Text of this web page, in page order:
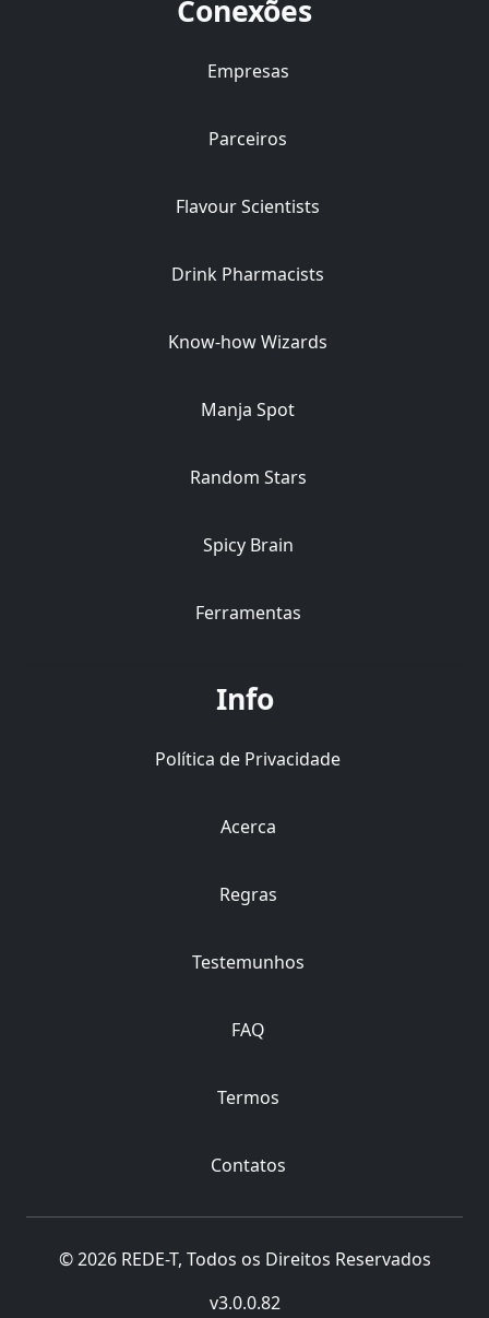
Conexões
Empresas
Parceiros
Flavour Scientists
Drink Pharmacists
Know-how Wizards
Manja Spot
Random Stars
Spicy Brain
Ferramentas
Info
Política de Privacidade
Acerca
Regras
Testemunhos
FAQ
Termos
Contatos
© 2026 REDE-T, Todos os Direitos Reservados
v3.0.0.82